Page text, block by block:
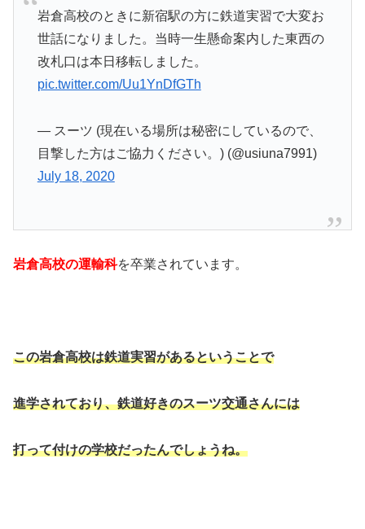
岩倉高校のときに新宿駅の方に鉄道実習で大変お
世話になりました。当時一生懸命案内した東西の
改札口は本日移転しました。
pic.twitter.com/Uu1YnDfGTh
— スーツ (現在いる場所は秘密にしているので、
目撃した方はご協力ください。) (@usiuna7991)
July 18, 2020
岩倉高校の運輸科を卒業されています。
この岩倉高校は鉄道実習があるということで
進学されており、鉄道好きのスーツ交通さんには
打って付けの学校だったんでしょうね。